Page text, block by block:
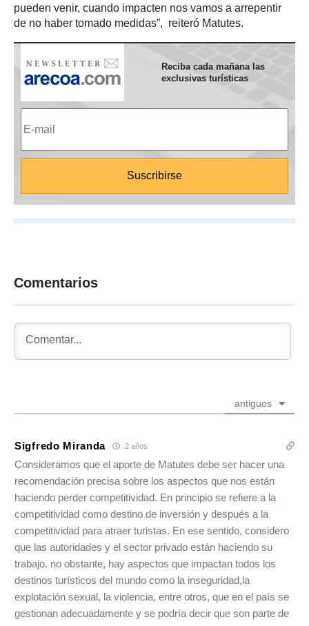
pueden venir, cuando impacten nos vamos a arrepentir
de no haber tomado medidas”, reiteró Matutes.
Reciba cada mañana las
exclusivas turísticas
Comentarios
antiguos
Sigfredo Miranda 2 años
Consideramos que el aporte de Matutes debe ser hacer una
recomendación precisa sobre los aspectos que nos están
haciendo perder competitividad. En principio se refiere a la
competitividad como destino de inversión y después a la
competitividad para atraer turistas. En ese sentido, considero
que las autoridades y el sector privado están haciendo su
trabajo. no obstante, hay aspectos que impactan todos los
destinos turísticos del mundo como la inseguridad,la
explotación sexual, la violencia, entre otros, que en el país se
gestionan adecuadamente y se podría decir que son parte de